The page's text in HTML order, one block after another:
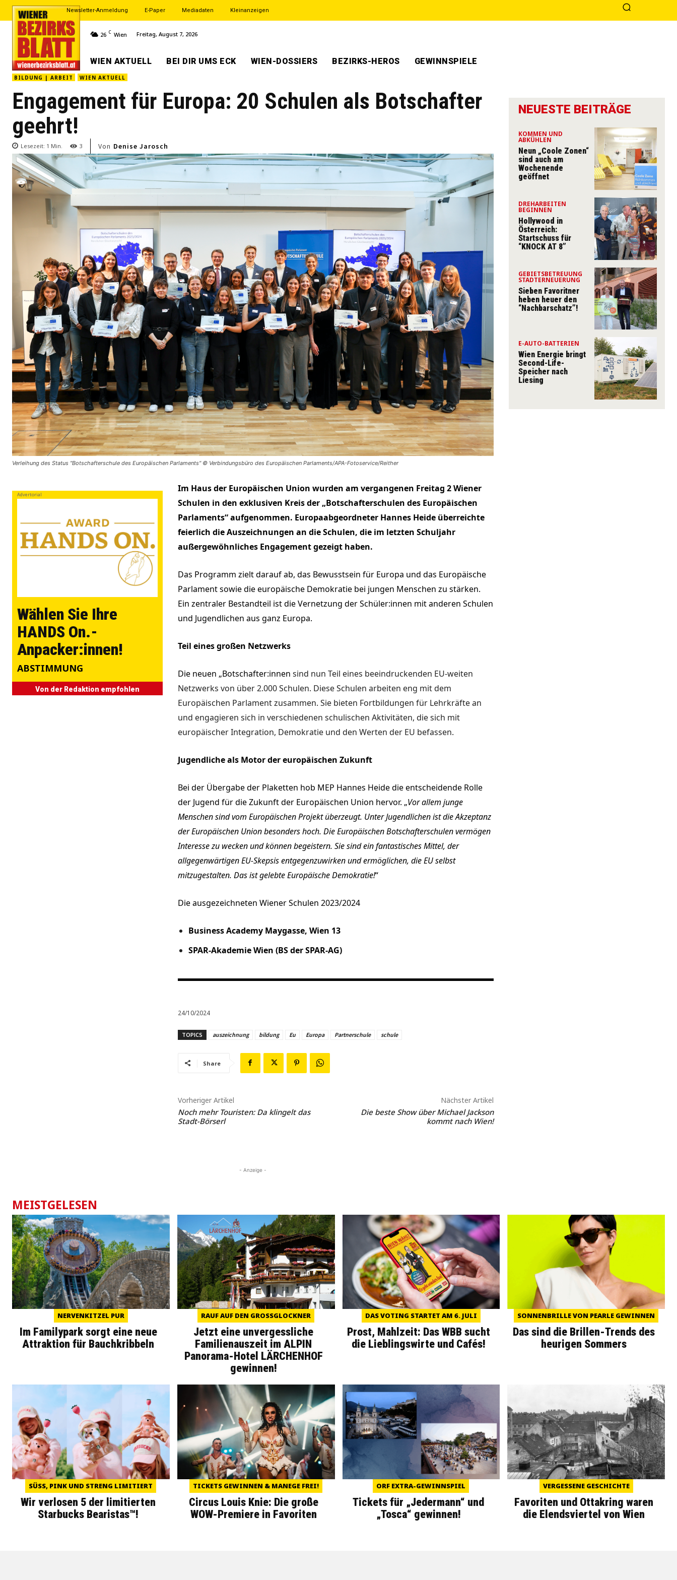
Newsletter-Anmeldung E-Paper Mediadaten Kleinanzeigen
26 C Wien Freitag, August 7, 2026
WIEN AKTUELL BEI DIR UMS ECK WIEN-DOSSIERS BEZIRKS-HEROS GEWINNSPIELE
BILDUNG | ARBEIT WIEN AKTUELL
Engagement für Europa: 20 Schulen als Botschafter
geehrt!
Lesezeit: 1 Min. 3 Von Denise Jarosch
Verleihung des Status "Botschafterschule des Europäischen Parlaments" © Verbindungsbüro des Europäischen Parlaments/APA-Fotoservice/Reither
Advertorial
Wählen Sie Ihre
HANDS On.-
Anpacker:innen!
ABSTIMMUNG
Von der Redaktion empfohlen
Im Haus der Europäischen Union wurden am vergangenen Freitag 2 Wiener
Schulen in den exklusiven Kreis der „Botschafterschulen des Europäischen
Parlaments“ aufgenommen. Europaabgeordneter Hannes Heide überreichte
feierlich die Auszeichnungen an die Schulen, die im letzten Schuljahr
außergewöhnliches Engagement gezeigt haben.
Das Programm zielt darauf ab, das Bewusstsein für Europa und das Europäische
Parlament sowie die europäische Demokratie bei jungen Menschen zu stärken.
Ein zentraler Bestandteil ist die Vernetzung der Schüler:innen mit anderen Schulen
und Jugendlichen aus ganz Europa.
Teil eines großen Netzwerks
Die neuen „Botschafter:innen sind nun Teil eines beeindruckenden EU-weiten
Netzwerks von über 2.000 Schulen. Diese Schulen arbeiten eng mit dem
Europäischen Parlament zusammen. Sie bieten Fortbildungen für Lehrkräfte an
und engagieren sich in verschiedenen schulischen Aktivitäten, die sich mit
europäischer Integration, Demokratie und den Werten der EU befassen.
Jugendliche als Motor der europäischen Zukunft
Bei der Übergabe der Plaketten hob MEP Hannes Heide die entscheidende Rolle
der Jugend für die Zukunft der Europäischen Union hervor. „Vor allem junge
Menschen sind vom Europäischen Projekt überzeugt. Unter Jugendlichen ist die Akzeptanz
der Europäischen Union besonders hoch. Die Europäischen Botschafterschulen vermögen
Interesse zu wecken und können begeistern. Sie sind ein fantastisches Mittel, der
allgegenwärtigen EU-Skepsis entgegenzuwirken und ermöglichen, die EU selbst
mitzugestalten. Das ist gelebte Europäische Demokratie!“
Die ausgezeichneten Wiener Schulen 2023/2024
Business Academy Maygasse, Wien 13
SPAR-Akademie Wien (BS der SPAR-AG)
24/10/2024
TOPICS auszeichnung bildung Eu Europa Partnerschule schule
Share
Vorheriger Artikel
Noch mehr Touristen: Da klingelt das
Stadt-Börserl
Nächster Artikel
Die beste Show über Michael Jackson
kommt nach Wien!
- Anzeige -
NEUESTE BEITRÄGE
KOMMEN UND
ABKÜHLEN
Neun „Coole Zonen“
sind auch am
Wochenende
geöffnet
DREHARBEITEN
BEGINNEN
Hollywood in
Österreich:
Startschuss für
“KNOCK AT 8”
GEBIETSBETREUUNG
STADTERNEUERUNG
Sieben Favoritner
heben heuer den
“Nachbarschatz”!
E-AUTO-BATTERIEN
Wien Energie bringt
Second-Life-
Speicher nach
Liesing
MEISTGELESEN
NERVENKITZEL PUR
Im Familypark sorgt eine neue
Attraktion für Bauchkribbeln
RAUF AUF DEN GROSSGLOCKNER
Jetzt eine unvergessliche
Familienauszeit im ALPIN
Panorama-Hotel LÄRCHENHOF
gewinnen!
DAS VOTING STARTET AM 6. JULI
Prost, Mahlzeit: Das WBB sucht
die Lieblingswirte und Cafés!
SONNENBRILLE VON PEARLE GEWINNEN
Das sind die Brillen-Trends des
heurigen Sommers
SÜSS, PINK UND STRENG LIMITIERT
Wir verlosen 5 der limitierten
Starbucks Bearistas™!
TICKETS GEWINNEN & MANEGE FREI!
Circus Louis Knie: Die große
WOW-Premiere in Favoriten
ORF EXTRA-GEWINNSPIEL
Tickets für „Jedermann“ und
„Tosca“ gewinnen!
VERGESSENE GESCHICHTE
Favoriten und Ottakring waren
die Elendsviertel von Wien